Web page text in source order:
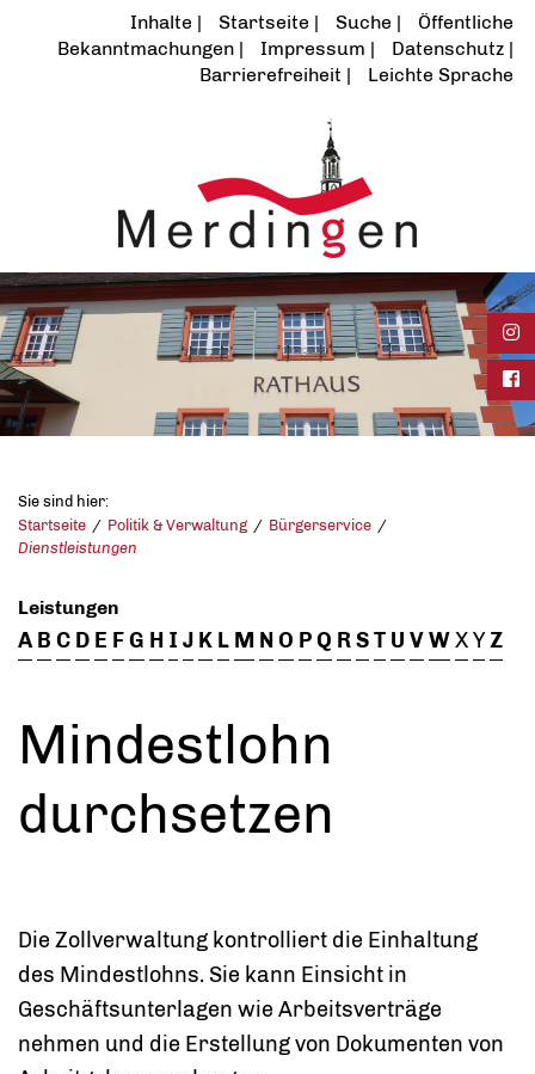
Inhalte Startseite Suche
Öffentliche
Bekanntmachungen
Impressum
Datenschutz
Barrierefreiheit
Leichte Sprache
Sie sind hier:
Startseite
Politik & Verwaltung
Bürgerservice
Dienstleistungen
Leistungen
A B C D E FG H I J K L M NO PQ RST U VWXYZ
Mindestlohn
durchsetzen
Die Zollverwaltung kontrolliert die Einhaltung
des Mindestlohns. Sie kann Einsicht in
Geschäftsunterlagen wie Arbeitsverträge
nehmen und die Erstellung von Dokumenten von